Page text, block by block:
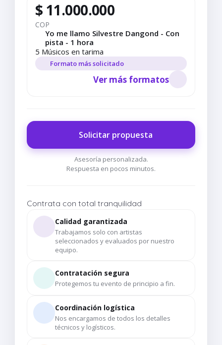
$ 11.000.000
COP
Yo me llamo Silvestre Dangond - Con
pista - 1 hora
5 Músicos en tarima
Formato más solicitado
Ver más formatos
Solicitar propuesta
Asesoría personalizada.
Respuesta en pocos minutos.
Contrata con total tranquilidad
Calidad garantizada
Trabajamos solo con artistas
seleccionados y evaluados por nuestro
equipo.
Contratación segura
Protegemos tu evento de principio a fin.
Coordinación logística
Nos encargamos de todos los detalles
técnicos y logísticos.